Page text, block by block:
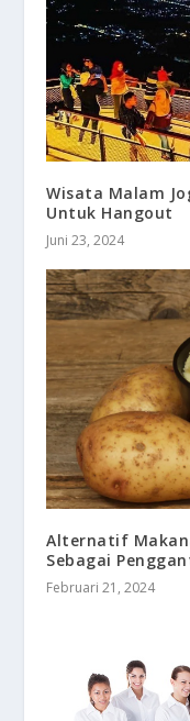
Wisata Malam
Untuk Hangout
Juni 23, 2024
Alternatif
Sebagai
Februari 21, 2024